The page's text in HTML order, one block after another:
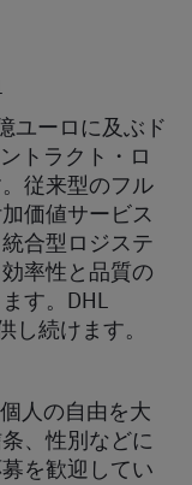
ユーロに及ぶド
トラクト・ロ
従来型のフル
価値サービス
合型ロジステ
率性と品質の
す。DHL
し続けます。
人の自由を大
、性別などに
を歓迎してい